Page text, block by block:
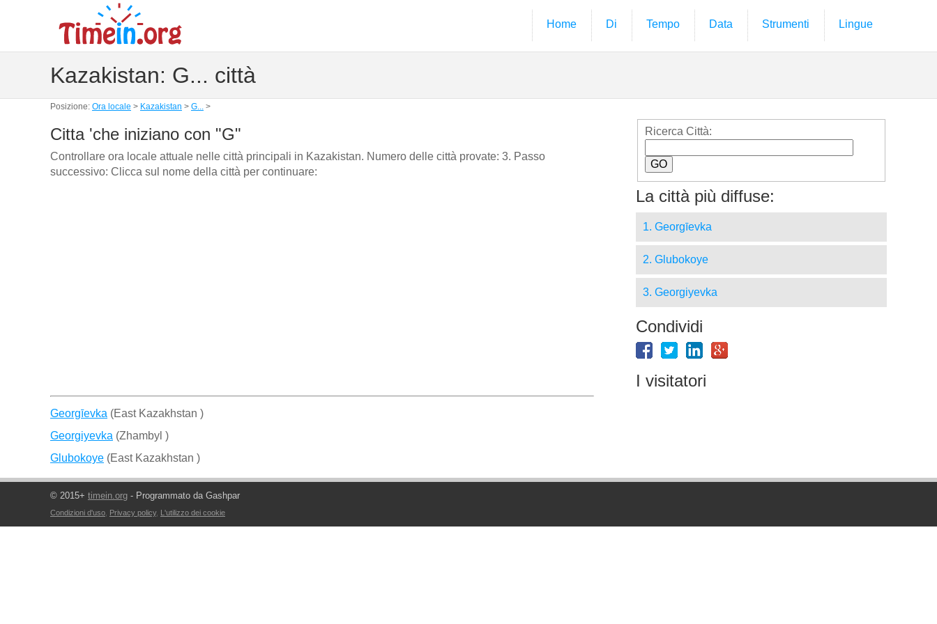
Home Di Tempo Data Strumenti Lingue
Kazakistan: G... città
Posizione: Ora locale > Kazakistan > G... >
Citta 'che iniziano con "G"
Controllare ora locale attuale nelle città principali in Kazakistan. Numero delle città provate: 3. Passo
successivo: Clicca sul nome della città per continuare:
Georgīevka (East Kazakhstan )
Georgiyevka (Zhambyl )
Glubokoye (East Kazakhstan )
Ricerca Città:
La città più diffuse:
1. Georgīevka
2. Glubokoye
3. Georgiyevka
Condividi
I visitatori
© 2015+ timein.org - Programmato da Gashpar
Condizioni d'uso, Privacy policy, L'utilizzo dei cookie